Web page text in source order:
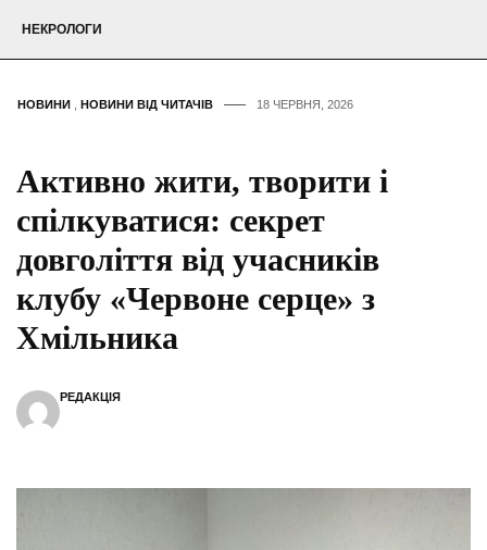
НЕКРОЛОГИ
НОВИНИ НОВИНИ ВІД ЧИТАЧІВ 18 ЧЕРВНЯ, 2026
Активно жити, творити і
спілкуватися: секрет
довголіття від учасників
клубу «Червоне серце» з
Хмільника
РЕДАКЦІЯ